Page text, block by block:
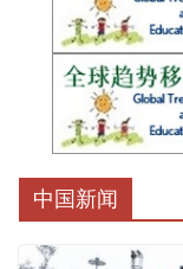
中国新闻